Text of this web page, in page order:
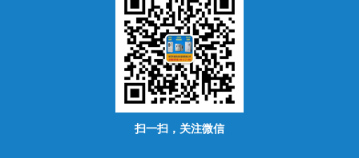
扫一扫，关注微信